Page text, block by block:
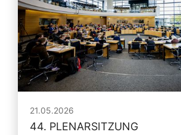
21.05.2026
44. PLENARSITZUNG